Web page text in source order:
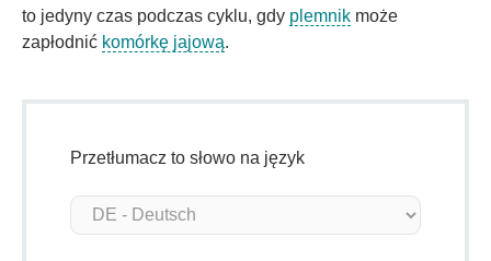
to jedyny czas podczas cyklu, gdy plemnik może
zapłodnić komórkę jajową.
Przetłumacz to słowo na język